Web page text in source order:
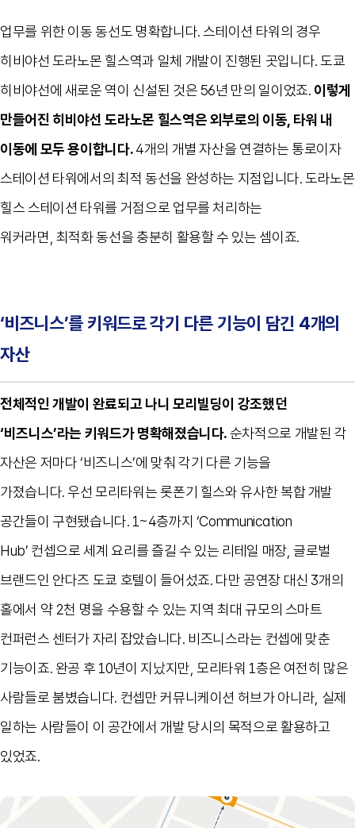
업무를 위한 이동 동선도 명확합니다.스테이션 타워의 경우
히비야선 도라노몬 힐스역과 일체 개발이 진행된 곳입니다.도쿄
히비야선에 새로운 역이 신설된 것은 56년 만의 일이었죠. 이렇게
만들어진 히비야선 도라노몬 힐스역은 외부로의 이동 타워 내
이동에 모두 용이합니다.4개의 개별 자산을 연결하는 통로이자
스테이션 타워에서의 최적 동선을 완성하는 지점입니다.도라노몬
힐스 스테이션 타워를 거점으로 업무를 처리하는
워커라면 최적화 동선을 충분히 활용할 수 있는 셈이죠.
‘비즈니스’를 키워드로 각기 다른 기능이 담긴 4개의
자산
전체적인 개발이 완료되고 나니 모리빌딩이 강조했던
‘비즈니스’라는 키워드가 명확해졌습니다.순차적으로 개발된 각
자산은 저마다‘비즈니스’에 맞춰 각기 다른 기능을
가졌습니다.우선 모리타워는 롯폰기 힐스와 유사한 복합 개발
공간들이 구현됐습니다. 1~4층까지 ‘Communication
Hub’ 컨셉으로 세계 요리를 즐길 수 있는 리테일 매장,글로벌
브랜드인 안다즈 도쿄 호텔이 들어섰죠. 다만 공연장 대신 3개의
홀에서 약2천 명을 수용할 수 있는 지역 최대 규모의 스마트
컨퍼런스 센터가 자리 잡았습니다. 비즈니스라는 컨셉에 맞춘
기능이죠. 완공 후 10년이 지났지만 ,모리타워 1층은 여전히 많은
사람들로 붐볐습니다. 컨셉만 커뮤니케이션 허브가 아니라 실제
일하는 사람들이 이 공간에서 개발 당시의 목적으로 활용하고
있었죠.